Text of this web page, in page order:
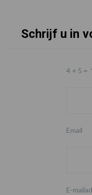
FooterSchrijf u in
4 + 5 =
Email
E-